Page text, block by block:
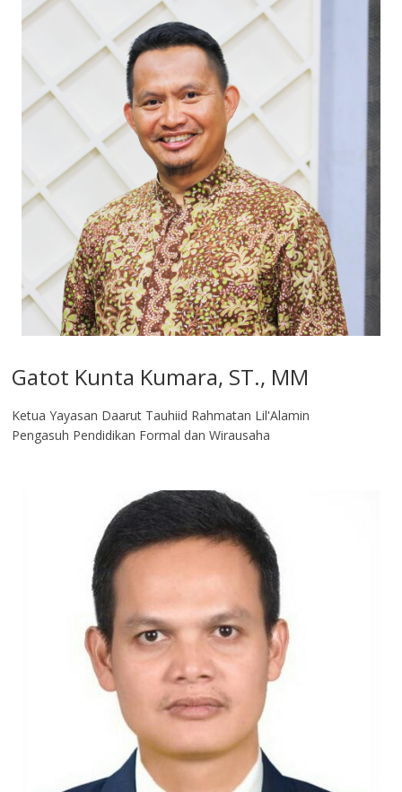
Gatot Kunta Kumara, ST., MM
Ketua Yayasan Daarut Tauhiid Rahmatan Lil'Alamin
Pengasuh Pendidikan Formal dan Wirausaha